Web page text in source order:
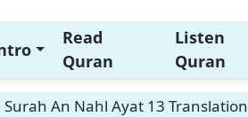
Read
Quran
Listen
Quran
Surah An Nahl Ayat 13 Translation